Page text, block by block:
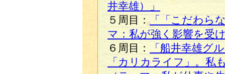
井幸雄）」
５周目：「「こだわら
マ：私が強く影響を受
６周目：
「船井幸雄グ
「カリカライフ」。